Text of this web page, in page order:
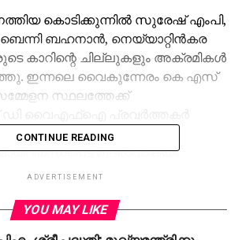
കൊടിക്കുന്നില്‍ സുരേഷ് എംപി,
ബഹനാന്‍, നെയ്യാറ്റിന്‍കര
കാറിന്റെ ചില്ലുകളും അക്രമികള്‍
ഇന്നലെ വൈകുന്നേരം കെ എസ്
സ്ഥലത്തേക്ക്
കണ്ണൂരിലെ
ബന്ധപ്പെട്ട മുദ്രാവാക്യം
പ്രകോപിപ്പിച്ചത്.
സമീപത്തും
പാര്‍ക്ക് ചെയ്തിരുന്ന
CONTINUE READING
ADVERTISEMENT
YOU MAY LIKE